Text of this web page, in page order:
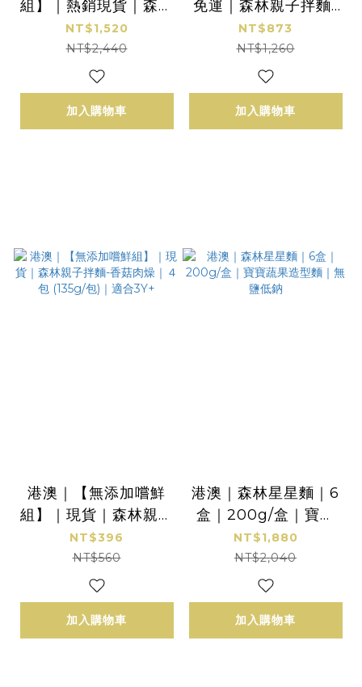
組】｜熱銷現貨｜森林
親子拌麵-香菇肉燥 16
包｜135g/包｜贈 綜合
星星麵２包｜50g/包
｜適合3Y+
NT$1,520
NT$2,440
加入購物車
免運｜森林親子拌麵-
香菇肉燥9包｜ (135g/
包)｜40g/包｜3Y+
NT$873
NT$1,260
加入購物車
港澳｜【無添加嚐鮮
組】｜現貨｜森林親子
拌麵-香菇肉燥｜４包
(135g/包)｜適合3Y+
NT$396
NT$560
加入購物車
港澳｜森林星星麵｜6
盒｜200g/盒｜寶寶
蔬果造型麵｜無鹽低鈉
NT$1,880
NT$2,040
加入購物車